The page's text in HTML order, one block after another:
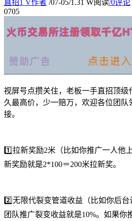
直招1 V作者 /07-05/1.31 W阅读/0评论
0705
视屏号点攒关住，老板一手直招顶级
久最高价，少一赔万，欢迎各位团队
接。
1️⃣拉新奖励2米（比如你推广一人他
新奖励就是2*100＝200米拉新奖。
2️⃣无限代裂变管道收益（比如你后
团队推广裂变收益就是10%。如果你